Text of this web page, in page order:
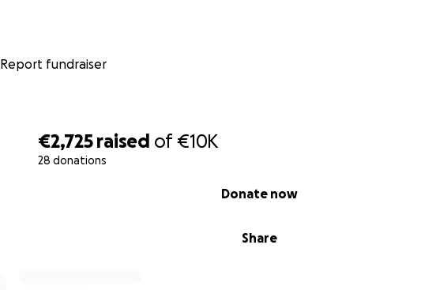
€2,725 raised of€10K
28 donations
Share
Donate now
Report fundraiser